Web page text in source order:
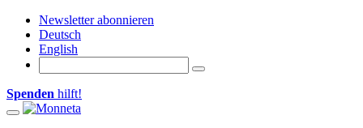
Newsletter abonnieren
Deutsch
English
Spenden hilft!
Toggle navigation